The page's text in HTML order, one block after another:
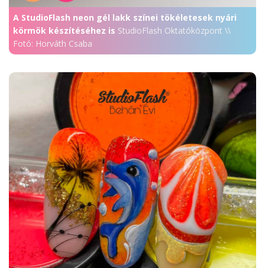
A StudioFlash neon gél lakk színei tökéletesek nyári
körmök készítéséhez is StudioFlash Oktatóközpont \\
Fotó: Horváth Csaba